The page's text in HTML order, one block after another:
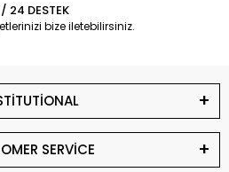
24 DESTEK
bize iletebilirsiniz.
SERVİCE